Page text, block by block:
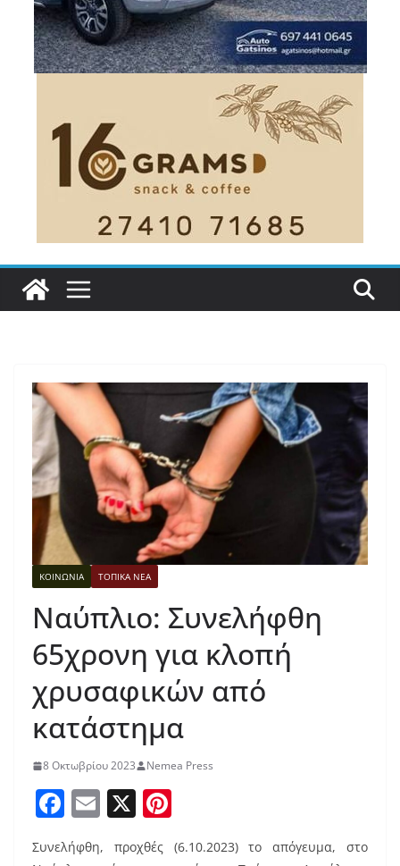
ΚΟΙΝΩΝΙΑ ΤΟΠΙΚΑ ΝΕΑ
Ναύπλιο: Συνελήφθη
65χρονη για κλοπή
χρυσαφικών από
κατάστημα
8 Οκτωβρίου 2023 Nemea Press
F
a
E X
Συνελήφθη, προχθές (6.10.2023) το απόγευμα, στο